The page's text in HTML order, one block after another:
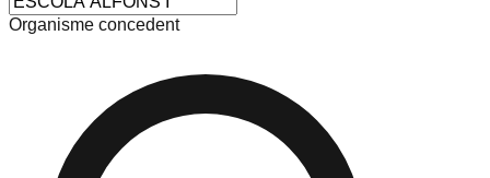
Organisme concedent